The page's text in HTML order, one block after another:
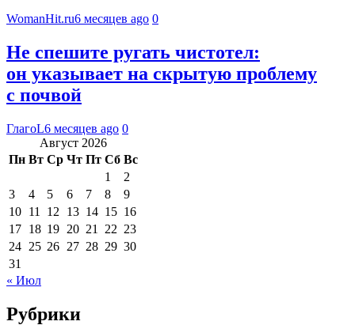
WomanHit.ru6 месяцев ago 0
Не спешите ругать чистотел:
он указывает на скрытую проблему
с почвой
ГлагоL6 месяцев ago 0
Август 2026
Пн Вт Ср Чт Пт Сб Вс
1
2
3
4 5 6 7 8
9
10 11 12 13 14 15 16
17 18 19 20 21 22 23
24 25 26 27 28 29 30
31
« Июл
Рубрики